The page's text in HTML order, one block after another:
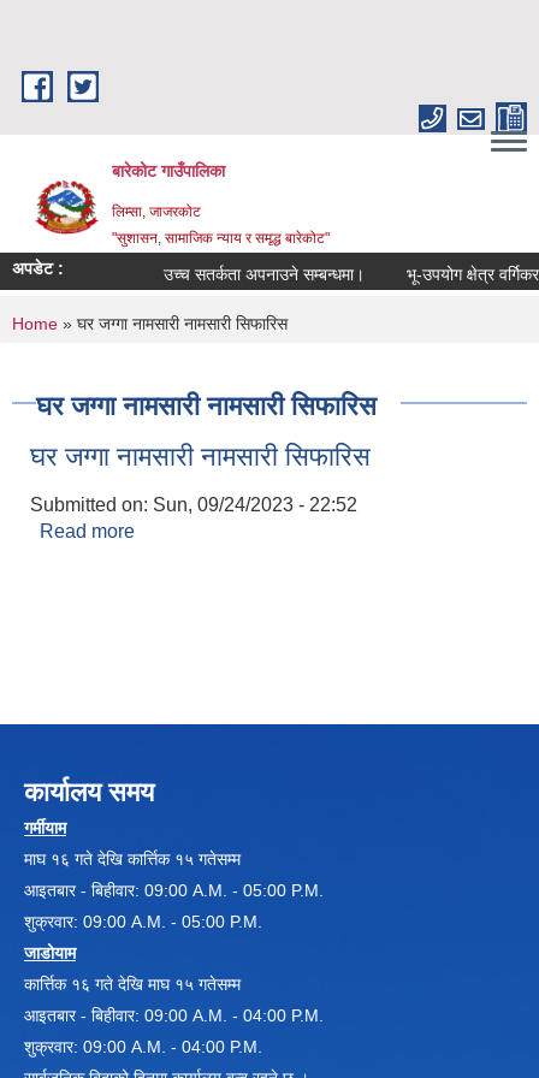
बारेकोट गाउँपालिका
लिम्सा, जाजरकोट
"सुशासन, सामाजिक न्याय र समृद्ध बारेकोट"
अपडेट : उच्च सतर्कता अपनाउने सम्बन्धमा। भू-उपयोग क्षेत्र वर्गिकरण
You are here
Home » घर जग्गा नामसारी नामसारी सिफारिस
घर जग्गा नामसारी नामसारी सिफारिस
घर जग्गा नामसारी नामसारी सिफारिस
Submitted on: Sun, 09/24/2023 - 22:52
Read more
कार्यालय समय
गर्मीयाम
माघ १६ गते देखि कार्त्तिक १५ गतेसम्म
आइतबार - बिहीवार: 09:00 A.M. - 05:00 P.M.
शुक्रवार: 09:00 A.M. - 05:00 P.M.
जाडोयाम
कार्त्तिक १६ गते देखि माघ १५ गतेसम्म
आइतबार - बिहीवार: 09:00 A.M. - 04:00 P.M.
शुक्रवार: 09:00 A.M. - 04:00 P.M.